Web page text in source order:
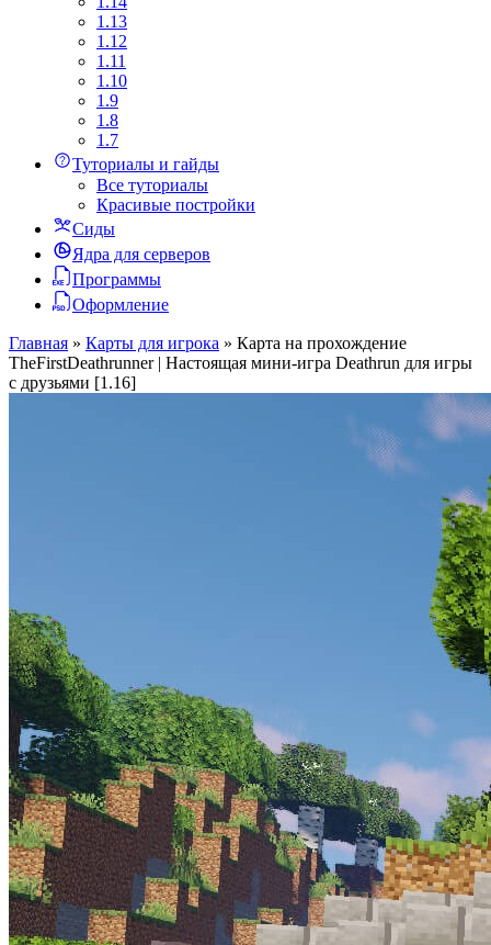
1.13
1.12
1.11
1.10
1.9
1.8
1.7
Туториалы и гайды
Все туториалы
Красивые постройки
Сиды
Ядра для серверов
Программы
Оформление
Главная » Карты для игрока » Карта на прохождение
TheFirstDeathrunner | Настоящая мини-игра Deathrun для игры
с друзьями [1.16]